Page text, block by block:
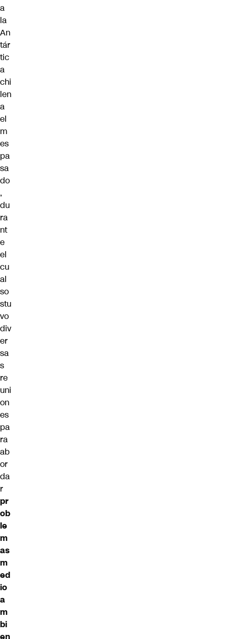
a
la
An
tár
tic
a
chi
len
a
el
m
es
pa
sa
do
,
du
ra
nt
e
el
cu
al
so
stu
vo
div
er
sa
s
re
uni
on
es
pa
ra
ab
or
da
r
pr
ob
le
m
as
m
ed
io
a
m
bi
en